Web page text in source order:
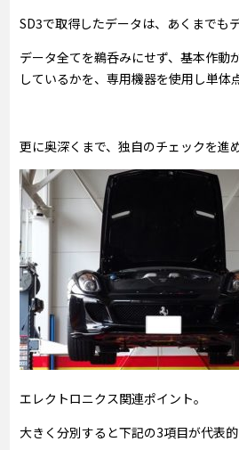
SD3で取得したデータは、あくまでも
データ全てを鵜呑みにせず、基本作動
しているかを、専用機器を使用し単体
更に奥深くまで、独自のチェックを進め
エレクトロニクス関連ポイント。
大きく分別すると下記の3項目が代表的